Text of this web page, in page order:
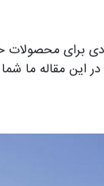
برای
مقاله ما شما